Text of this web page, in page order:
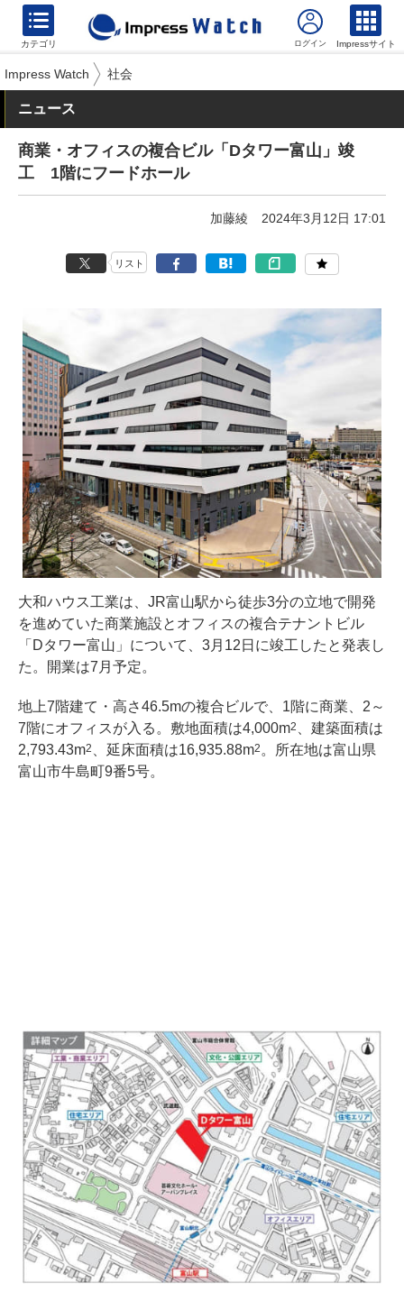
カテゴリ Impressサイト
Impress Watch 社会
ニュース
商業・オフィスの複合ビル「Dタワー富山」竣
工 1階にフードホール
加藤綾 2024年3月12日 17:01
リスト
大和ハウス工業は、JR富山駅から徒歩3分の立地で開発
を進めていた商業施設とオフィスの複合テナントビル
「Dタワー富山」について、3月12日に竣工したと発表し
た。開業は7月予定。
地上7階建て・高さ46.5mの複合ビルで、1階に商業、2～
7階にオフィスが入る。敷地面積は4,000m2
、建築面積は
2,793.43m2 、延床面積は16,935.88m2 。所在地は富山県
富山市牛島町9番5号。